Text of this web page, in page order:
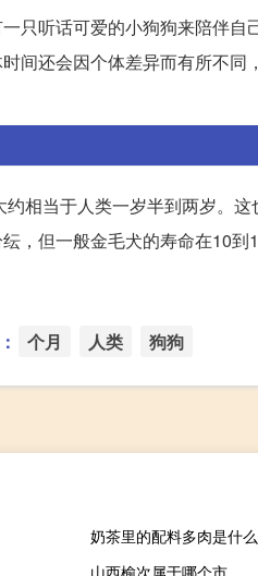
只听话可爱的小狗狗来陪伴
间还会因个体差异而有所不
相当于人类一岁半到两岁。
，但一般金毛犬的寿命在10
个月 人类 狗狗
奶茶里的配料多肉是什